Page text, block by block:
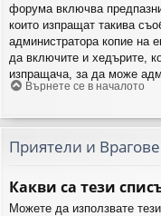
форума включва
които изпращат такива
администратора копие на
да включите и хедърите,
изпращача, за да може
Върнете се в началото
Приятели и Врагове
Какви са тези
Можете да използвате